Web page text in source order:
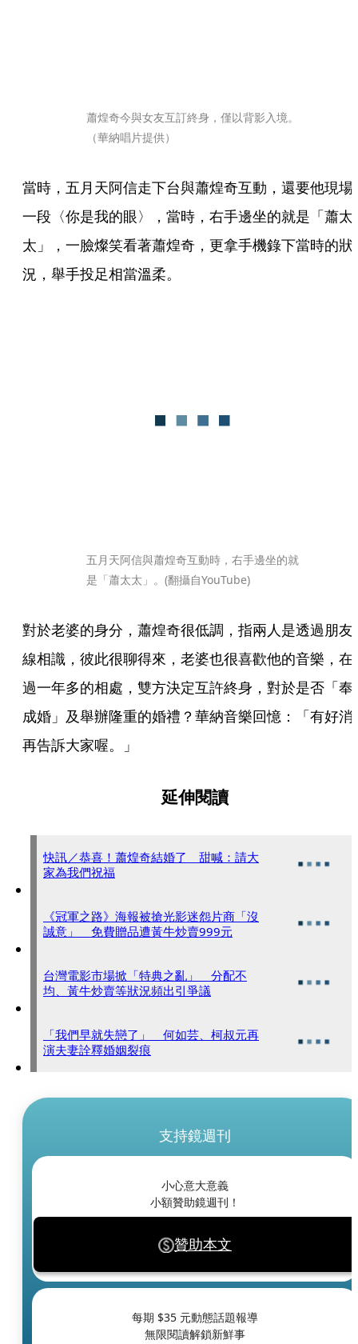
蕭煌奇今與女友互訂終身，僅以背影入境。
（華納唱片提供）
當時，五月天阿信走下台與蕭煌奇互動，還要他現場
一段〈你是我的眼〉，當時，右手邊坐的就是「蕭太
太」，一臉燦笑看著蕭煌奇，更拿手機錄下當時的狀
況，舉手投足相當溫柔。
五月天阿信與蕭煌奇互動時，右手邊坐的就
是「蕭太太」。(翻攝自YouTube)
對於老婆的身分，蕭煌奇很低調，指兩人是透過朋友
線相識，彼此很聊得來，老婆也很喜歡他的音樂，在
過一年多的相處，雙方決定互許終身，對於是否「奉
成婚」及舉辦隆重的婚禮？華納音樂回憶：「有好消
再告訴大家喔。」
延伸閱讀
快訊／恭喜！蕭煌奇結婚了 甜喊：請大
家為我們祝福
《冠軍之路》海報被搶光影迷怨片商「沒
誠意」 免費贈品遭黃牛炒賣999元
台灣電影市場掀「特典之亂」 分配不
均、黃牛炒賣等狀況頻出引爭議
「我們早就失戀了」 何如芸、柯叔元再
演夫妻詮釋婚姻裂痕
支持鏡週刊
小心意大意義
小額贊助鏡週刊！
贊助本文
每期 $35 元動態話題報導
無限閱讀解鎖新鮮事